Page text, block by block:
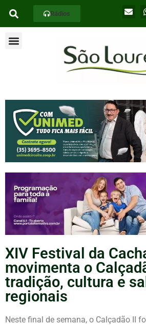
Rádios
XIV Festival da
movimenta o
tradição, cultura e
regionais
Neste final de semana, o Calçadão II